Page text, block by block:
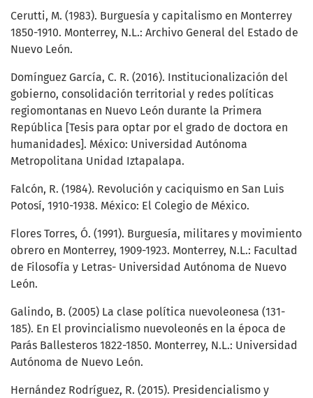
Cerutti, M. (1983). Burguesía y capitalismo en Monterrey
1850-1910. Monterrey, N.L.: Archivo General del Estado de
Nuevo León.
Domínguez García, C. R. (2016). Institucionalización del
gobierno, consolidación territorial y redes políticas
regiomontanas en Nuevo León durante la Primera
República [Tesis para optar por el grado de doctora en
humanidades]. México: Universidad Autónoma
Metropolitana Unidad Iztapalapa.
Falcón, R. (1984). Revolución y caciquismo en San Luis
Potosí, 1910-1938. México: El Colegio de México.
Flores Torres, Ó. (1991). Burguesía, militares y movimiento
obrero en Monterrey, 1909-1923. Monterrey, N.L.: Facultad
de Filosofía y Letras- Universidad Autónoma de Nuevo
León.
Galindo, B. (2005) La clase política nuevoleonesa (131-
185). En El provincialismo nuevoleonés en la época de
Parás Ballesteros 1822-1850. Monterrey, N.L.: Universidad
Autónoma de Nuevo León.
Hernández Rodríguez, R. (2015). Presidencialismo y